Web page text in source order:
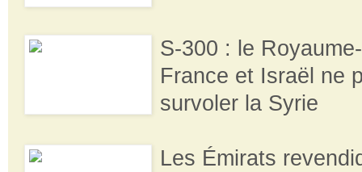
S-300 : le
France et Israël ne
survoler la Syrie
Les Émirats